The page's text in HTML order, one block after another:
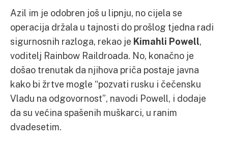
Azil im je odobren još u lipnju, no cijela se
operacija držala u tajnosti do prošlog tjedna radi
sigurnosnih razloga, rekao je Kimahli Powell,
voditelj Rainbow Raildroada. No, konačno je
došao trenutak da njihova priča postaje javna
kako bi žrtve mogle “pozvati rusku i čečensku
Vladu na odgovornost”, navodi Powell, i dodaje
da su većina spašenih muškarci, u ranim
dvadesetim.